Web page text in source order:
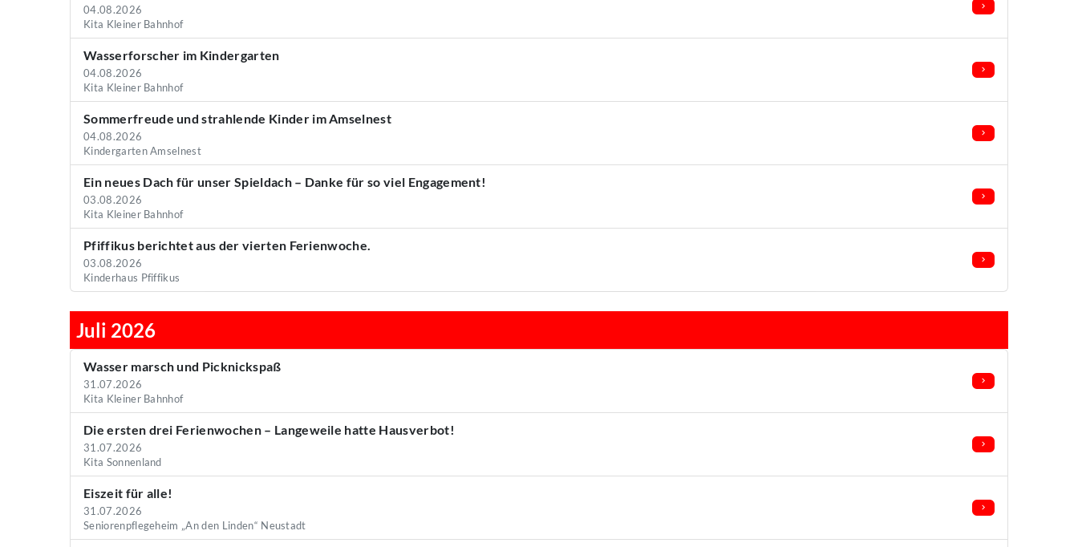
04.08.2026
Kita Kleiner Bahnhof
Wasserforscher im Kindergarten
04.08.2026
Kita Kleiner Bahnhof
Sommerfreude und strahlende Kinder im Amselnest
04.08.2026
Kindergarten Amselnest
Ein neues Dach für unser Spieldach – Danke für so viel Engagement!
03.08.2026
Kita Kleiner Bahnhof
Pfiffikus berichtet aus der vierten Ferienwoche.
03.08.2026
Kinderhaus Pfiffikus
Juli 2026
Wasser marsch und Picknickspaß
31.07.2026
Kita Kleiner Bahnhof
Die ersten drei Ferienwochen – Langeweile hatte Hausverbot!
31.07.2026
Kita Sonnenland
Eiszeit für alle!
31.07.2026
Seniorenpflegeheim „An den Linden“ Neustadt